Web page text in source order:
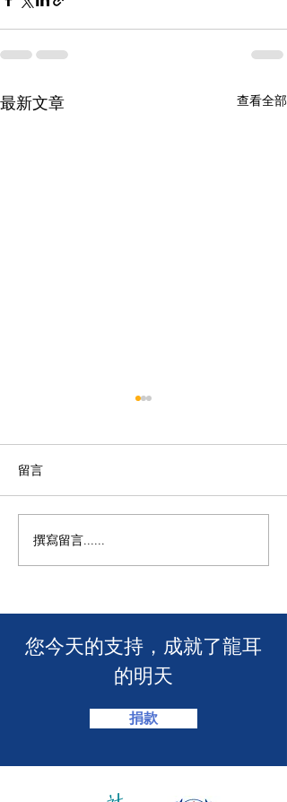
最新文章 查看全部
🧯 【推動資訊無障礙！龍
耳為葵盛西邨消防安全簡
留言
撰寫留言......
​您今天的支持，成就了龍耳
的明天
捐款